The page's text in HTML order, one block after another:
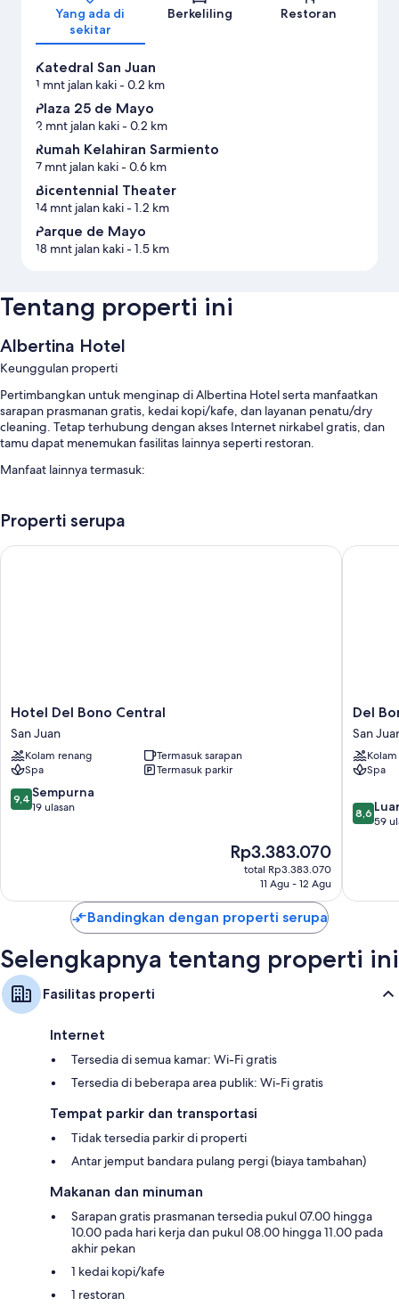
Yang ada di
sekitar
Berkeliling Restoran
Katedral San Juan
1 mnt jalan kaki- 0.2 km
Plaza 25 de Mayo
2 mnt jalan kaki- 0.2 km
Rumah Kelahiran Sarmiento
7 mnt jalan kaki- 0.6 km
Bicentennial Theater
14 mnt jalan kaki- 1.2 km
Parque de Mayo
18 mnt jalan kaki- 1.5 km
Tentang properti ini
Albertina Hotel
Keunggulan properti
Pertimbangkan untuk menginap di Albertina Hotel serta manfaatkan
sarapan prasmanan gratis, kedai kopi/kafe, dan layanan penatu/dry
cleaning. Tetap terhubung dengan akses Internet nirkabel gratis, dan
tamu dapat menemukan fasilitas lainnya seperti restoran.
Manfaat lainnya termasuk:
Layanan concierge, meja pemesanan tur/tiket, dan penitipan koper
Resepsionis 24 jam
Properti serupa
Hotel
Del
Bono
Central
San
Juan
Hotel Del Bono Central
San Juan
Kolam renang
Termasuk sarapan
Spa
Termasuk parkir
9.4
dari
9,4 Sempurna
19 ulasan
Harga
sekarang
Rp3.383.070
Rp3.383.070
total Rp3.383.070
11 Agu - 12 Agu
Hotel Del Bono Central
Del
Bono
Park
Hotel
Spa
Casino
San
Del
San
Spa
8.6
dari
ulasan
8,6
59
Del
Bandingkan dengan properti serupa
Selengkapnya tentang properti ini
Fasilitas properti
Internet
Tersedia di semua kamar: Wi-Fi gratis
Tersedia di beberapa area publik: Wi-Fi gratis
Tempat parkir dan transportasi
Tidak tersedia parkir di properti
Antar jemput bandara pulang pergi (biaya tambahan)
Makanan dan minuman
Sarapan gratis prasmanan tersedia pukul 07.00 hingga
10.00 pada hari kerja dan pukul 08.00 hingga 11.00 pada
akhir pekan
1 kedai kopi/kafe
1 restoran